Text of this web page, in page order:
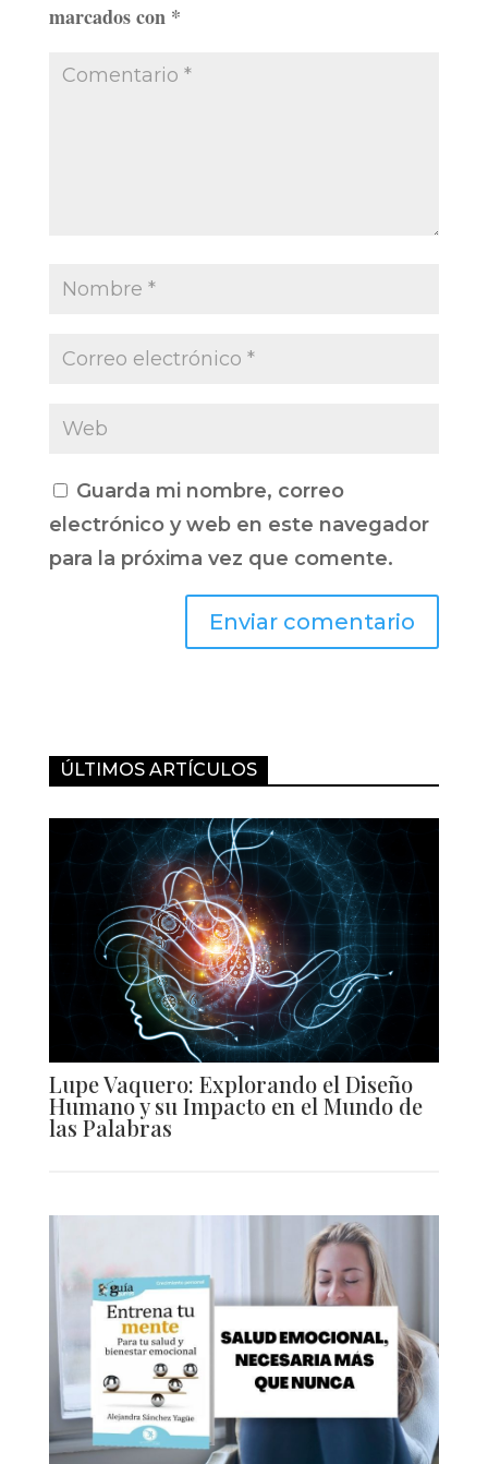
marcados con *
Guarda mi nombre, correo
electrónico y web en este navegador
para la próxima vez que comente.
Enviar comentario
ÚLTIMOS ARTÍCULOS
Lupe Vaquero: Explorando el Diseño
Humano y su Impacto en el Mundo de
las Palabras